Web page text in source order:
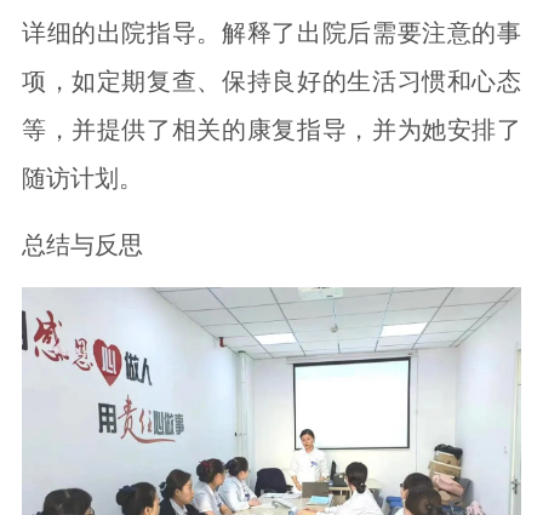
详细的出院指导。解释了出院后需要注意的事
项，如定期复查、保持良好的生活习惯和心态
等，并提供了相关的康复指导，并为她安排了
随访计划。
总结与反思